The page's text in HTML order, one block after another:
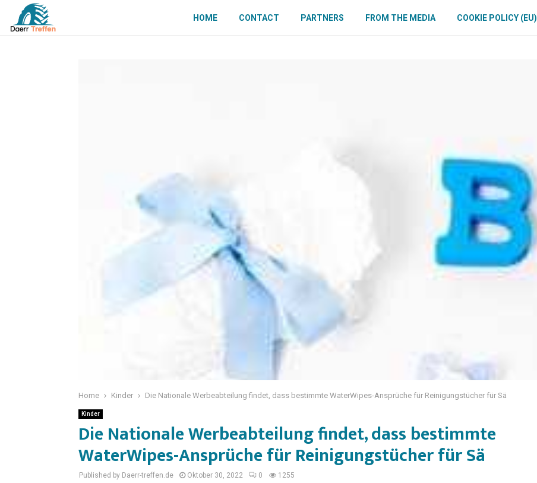
HOME CONTACT PARTNERS FROM THE MEDIA COOKIE POLICY (EU)
Home Kinder Die Nationale Werbeabteilung findet, dass bestimmte WaterWipes-Ansprüche für Reinigungstücher für Sä
Kinder
Die Nationale Werbeabteilung findet, dass bestimmte
WaterWipes-Ansprüche für Reinigungstücher für Sä
Published by Daerr-treffen.de Oktober 30, 2022 0 1255